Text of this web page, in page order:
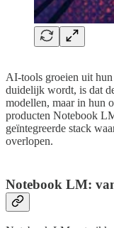
AI-tools groeien uit hun
duidelijk wordt, is dat
modellen, maar in hun
producten Notebook
geïntegreerde stack
overlopen.
Notebook LM: